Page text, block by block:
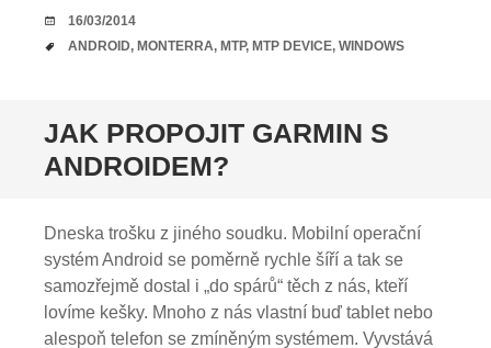
DATUM
16/03/2014
TAGY
ANDROID, MONTERRA, MTP, MTP DEVICE, WINDOWS
JAK PROPOJIT GARMIN S
ANDROIDEM?
Dneska trošku z jiného soudku. Mobilní operační
systém Android se poměrně rychle šíří a tak se
samozřejmě dostal i „do spárů“ těch z nás, kteří
lovíme kešky. Mnoho z nás vlastní buď tablet nebo
alespoň telefon se zmíněným systémem. Vyvstává